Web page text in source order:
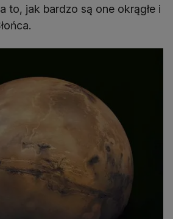
to, jak bardzo są one okrągłe i